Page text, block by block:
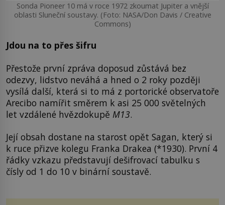
Sonda Pioneer 10 má v roce 1972 zkoumat Jupiter a vnější
oblasti Sluneční soustavy. (Foto: NASA/Don Davis / Creative
Commons)
Jdou na to přes šifru
Přestože první zpráva doposud zůstává bez
odezvy, lidstvo neváhá a hned o 2 roky později
vysílá další, která si to má z portorické observatoře
Arecibo namířit směrem k asi 25 000 světelných
let vzdálené hvězdokupě M13.
Její obsah dostane na starost opět Sagan, který si
k ruce přizve kolegu Franka Drakea (*1930). První 4
řádky vzkazu představují dešifrovací tabulku s
čísly od 1 do 10 v binární soustavě.